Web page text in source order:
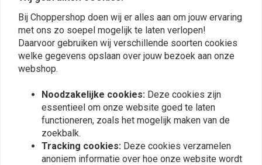
Plaats ook een review
Bij Choppershop doen wij er alles aan om jouw ervaring
met ons zo soepel mogelijk te laten verlopen!
Daarvoor gebruiken wij verschillende soorten cookies
welke gegevens opslaan over jouw bezoek aan onze
webshop.
Noodzakelijke cookies: Deze cookies zijn
essentieel om onze website goed te laten
functioneren, zoals het mogelijk maken van de
zoekbalk.
Tracking cookies: Deze cookies verzamelen
anoniem informatie over hoe onze website wordt